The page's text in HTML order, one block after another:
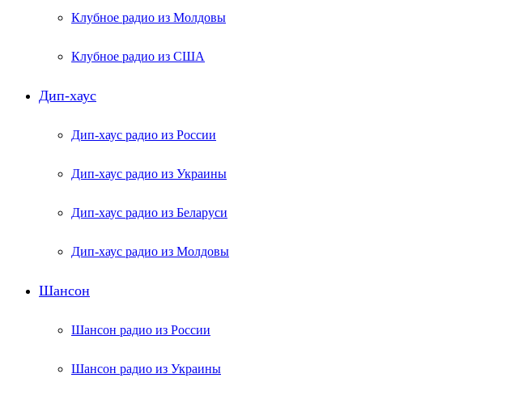
Клубное радио из Молдовы
Клубное радио из США
Дип-хаус
Дип-хаус радио из России
Дип-хаус радио из Украины
Дип-хаус радио из Беларуси
Дип-хаус радио из Молдовы
Шансон
Шансон радио из России
Шансон радио из Украины